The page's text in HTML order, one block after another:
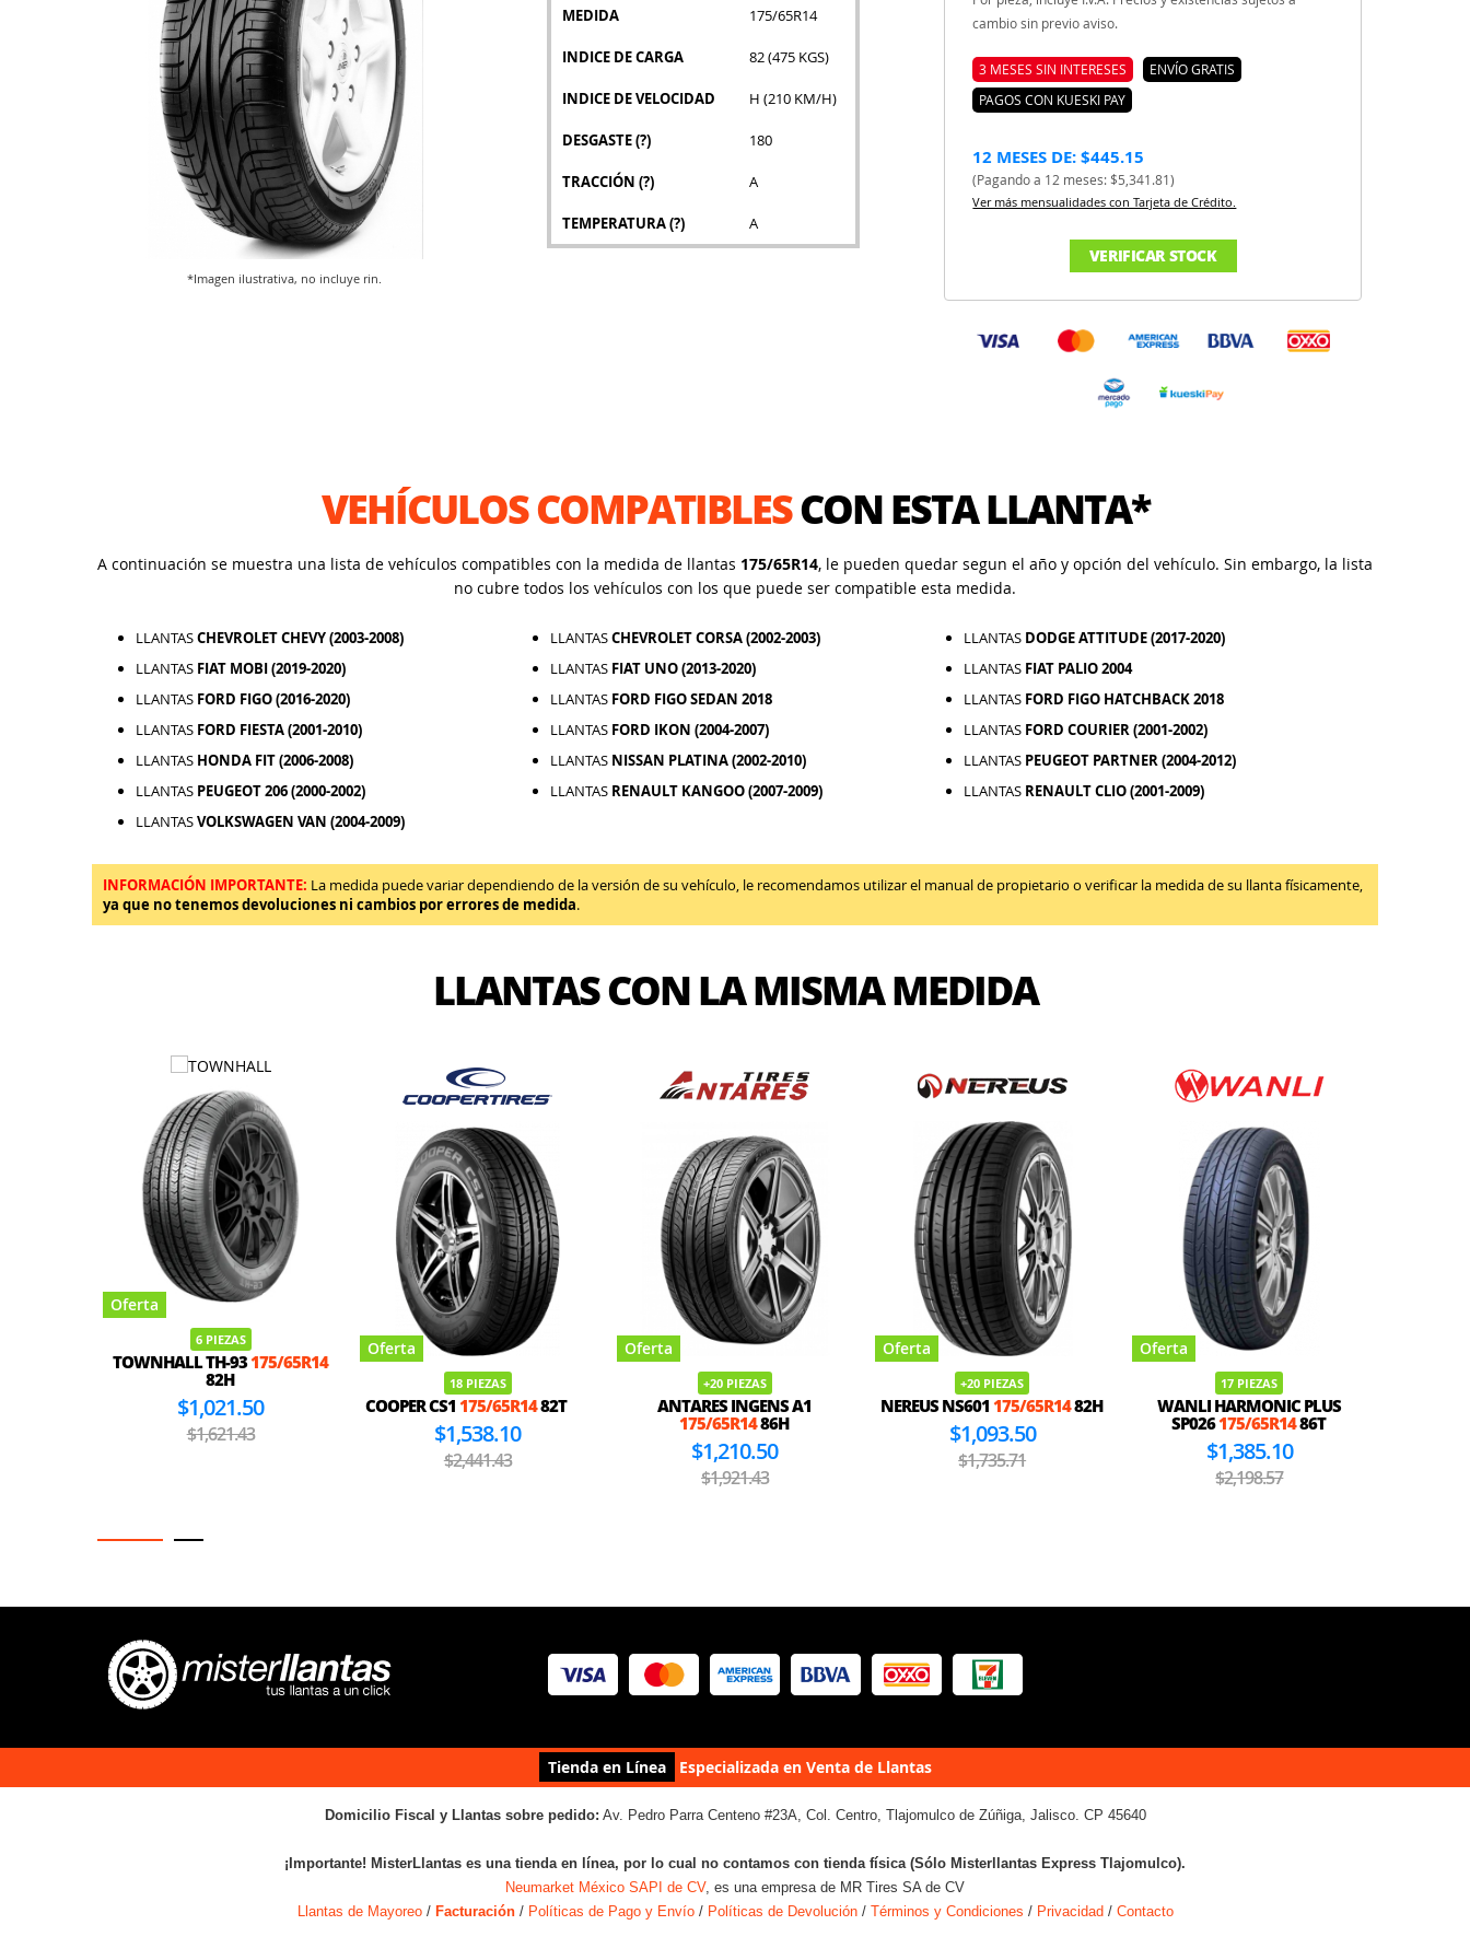
MEDIDA 175/65R14
INDICE DE CARGA 82 (475 KGS)
INDICE DE VELOCIDAD H (210 KM/H)
DESGASTE(?) 180
TRACCIÓN (?) A
TEMPERATURA(?) A
cambio sin previo aviso.
3 MESES SIN INTERESES
ENVÍO GRATIS
PAGOS CON KUESKI PAY
12 MESES DE: $445.15
(Pagando a 12 meses: $5,341.81)
Ver más mensualidades con Tarjeta de Crédito.
VERIFICAR STOCK
*Imagen ilustrativa, no incluye rin.
VEHÍCULOS COMPATIBLESCON ESTA LLANTA*
A continuación se muestra una lista de vehículos compatibles con la medida de llantas 175/65R14, le pueden quedar segun el año y opción del vehículo. Sin embargo, la lista
no cubre todos los vehículos con los que puede ser compatible esta medida.
LLANTASCHEVROLET CHEVY (2003-2008) LLANTASCHEVROLET CORSA (2002-2003) LLANTAS DODGE ATTITUDE (2017-2020)
LLANTAS FIAT MOBI (2019-2020) LLANTAS FIAT UNO (2013-2020) LLANTAS FIAT PALIO 2004
LLANTAS FORD FIGO (2016-2020) LLANTAS FORD FIGO SEDAN 2018 LLANTAS FORD FIGO HATCHBACK 2018
LLANTAS FORD FIESTA (2001-2010) LLANTAS FORD IKON (2004-2007) LLANTAS FORD COURIER (2001-2002)
LLANTAS HONDA FIT (2006-2008) LLANTAS NISSAN PLATINA (2002-2010) LLANTAS PEUGEOT PARTNER (2004-2012)
LLANTAS PEUGEOT 206 (2000-2002) LLANTAS RENAULT KANGOO (2007-2009) LLANTAS RENAULT CLIO (2001-2009)
LLANTASVOLKSWAGEN VAN (2004-2009)
INFORMACIÓN IMPORTANTE: La medida puede variar dependiendo de la versión de su vehículo, le recomendamos utilizar el manual de propietario o verificar la medida de su llanta físicamente,
ya que no tenemos devoluciones ni cambios por errores de medida.
LLANTAS CON LA MISMA MEDIDA
Oferta
6 PIEZAS
TOWNHALL TH-93175/65R14
82H
$1,021.50
$1,621.43
Oferta
18 PIEZAS
COOPER CS1175/65R1482T
$1,538.10
$2,441.43
Oferta
+20 PIEZAS
ANTARES INGENS A1
175/65R1486H
$1,210.50
$1,921.43
Oferta
+20 PIEZAS
NEREUS NS601 175/65R1482H
$1,093.50
$1,735.71
Oferta
17 PIEZAS
WANLI HARMONIC PLUS
SP026175/65R1486T
$1,385.10
$2,198.57
Tienda en Línea Especializada en Venta de Llantas
Domicilio Fiscal y Llantas sobre pedido: Av. Pedro Parra Centeno #23A, Col. Centro, Tlajomulco de Zúñiga, Jalisco. CP 45640
¡Importante! MisterLlantas es una tienda en línea, por lo cual no contamos con tienda física (Sólo Misterllantas Express Tlajomulco).
Neumarket México SAPI de CV, es una empresa de MR Tires SA de CV
Llantas de Mayoreo/ Facturación/ Políticas de Pago y Envío/ Políticas de Devolución/ Términos y Condiciones / Privacidad / Contacto